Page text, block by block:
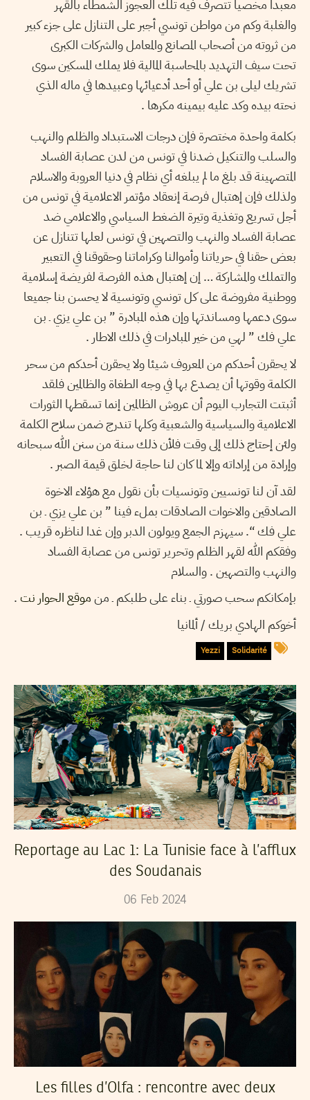
معبدا مخصيا تتصرف فيه تلك العجوز الشمطاء بالقهر
والغلبة وكم من مواطن تونسي أجبر على التنازل على جزء كبير
من ثروته من أصحاب المصانع والمعامل والشركات الكبرى
تحت سيف التهديد بالمحاسبة المالية فلا يملك المسكين سوى
تشريك ليلى بن علي أو أحد أدعيائها وعبيدها في ماله الذي
نحته بيده وكد عليه بيمينه مكرها .
بكلمة واحدة مختصرة فإن درجات الاستبداد والظلم والنهب
والسلب والتنكيل ضدنا في تونس من لدن عصابة الفساد
المتصهينة قد بلغ ما لم يبلغه أي نظام في دنيا العروبة والاسلام
ولذلك فإن إهتبال فرصة إنعقاد مؤتمر الاعلامية في تونس من
أجل تسريع وتغذية وتيرة الضغط السياسي والاعلامي ضد
عصابة الفساد والنهب والتصهين في تونس لعلها تتنازل عن
بعض حقنا في حرياتنا وأموالنا وكراماتنا وحقوقنا في التعبير
والتملك والمشاركة … إن إهتبال هذه الفرصة لفريضة إسلامية
ووطنية مفروضة على كل تونسي وتونسية لا يحسن بنا جميعا
سوى دعمها ومساندتها وإن هذه المبادرة ” بن علي يزي ـ بن
علي فك ” لهي من خير المبادرات في ذلك الاطار .
لا يحقرن أحدكم من المعروف شيئا ولا يحقرن أحدكم من سحر
الكلمة وقوتها أن يصدع بها في وجه الطغاة والظالمين فلقد
أثبتت التجارب اليوم أن عروش الظالمين إنما تسقطها الثورات
الاعلامية والسياسية والشعبية وكلها تندرج ضمن سلاح الكلمة
ولئن إحتاج ذلك إلى وقت فلأن ذلك سنة من سنن الله سبحانه
وإرادة من إراداته وإلا لما كان لنا حاجة لخلق قيمة الصبر .
لقد آن لنا تونسيين وتونسيات بأن نقول مع هؤلاء الاخوة
الصادقين والاخوات الصادقات بملء فينا ” بن علي يزي ـ بن
علي فك “. سيهزم الجمع ويولون الدبر وإن غدا لناظره قريب .
وفقكم الله لقهر الظلم وتحرير تونس من عصابة الفساد
والنهب والتصهين . والسلام
بإمكانكم سحب صورتي ـ بناء على طلبكم ـ منموقع الحوار نت.
أخوكم الهادي بريك / ألمانيا
Solidarité
Yezzi
Reportage au Lac 1: La Tunisie face à l’afflux
des Soudanais
06 Feb 2024
Les filles d’Olfa : rencontre avec deux